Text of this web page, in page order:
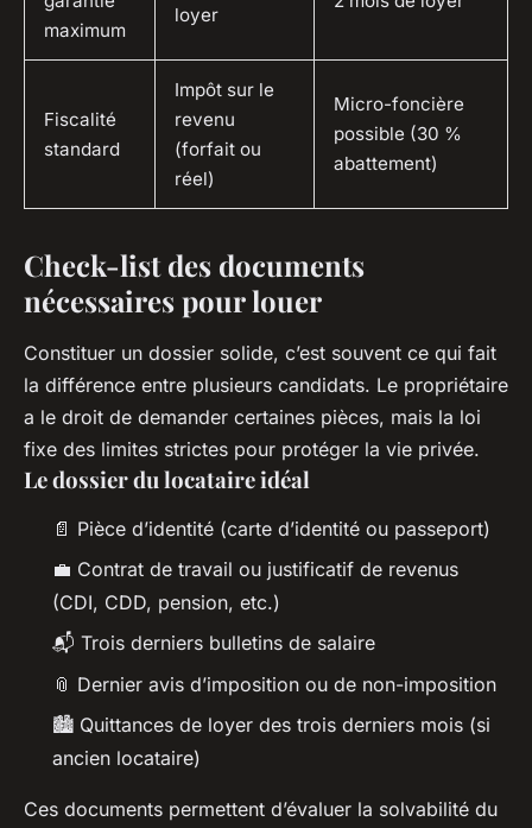
maximum
loyer
Fiscalité
standard
Impôt sur le
revenu
(forfait ou
réel)
Micro-foncière
possible (30 %
abattement)
Check-list des documents
nécessaires pour louer
Constituer un dossier solide, c’est souvent ce qui fait
la différence entre plusieurs candidats. Le propriétaire
a le droit de demander certaines pièces, mais la loi
fixe des limites strictes pour protéger la vie privée.
Le dossier du locataire idéal
📄 Pièce d’identité (carte d’identité ou passeport)
💼 Contrat de travail ou justificatif de revenus
(CDI, CDD, pension, etc.)
📬 Trois derniers bulletins de salaire
📎 Dernier avis d’imposition ou de non-imposition
🏙️ Quittances de loyer des trois derniers mois (si
ancien locataire)
Ces documents permettent d’évaluer la solvabilité du